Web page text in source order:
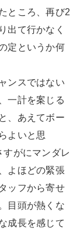
ところ、再び2
出て行かなく
定というか何
ンスではない
一計を案じる
、あえてボー
よいと思
すがにマンダレ
よほどの緊張
ッフから寄せ
目頭が熱くな
成長を感じて